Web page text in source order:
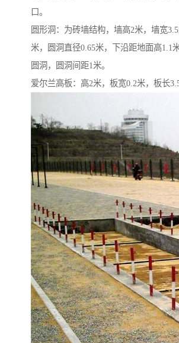
口。
圆形洞：为砖墙结构，墙高2米，墙宽
米，圆洞直径0.65米，下沿距地面高1.1
圆洞，圆洞间距1米。
爱尔兰高板：高2米，板宽0.2米，板长3.5